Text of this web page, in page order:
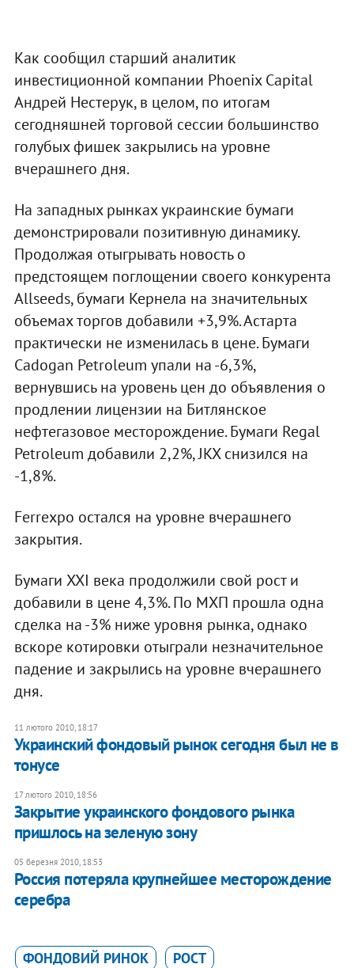
Как сообщил старший аналитик
инвестиционной компании Phoenix Capital
Андрей Нестерук, в целом, по итогам
сегодняшней торговой сессии большинство
голубых фишек закрылись на уровне
вчерашнего дня.
На западных рынках украинские бумаги
демонстрировали позитивную динамику.
Продолжая отыгрывать новость о
предстоящем поглощении своего конкурента
Allseeds, бумаги Кернела на значительных
объемах торгов добавили +3,9%. Астарта
практически не изменилась в цене. Бумаги
Cadogan Petroleum упали на -6,3%,
вернувшись на уровень цен до объявления о
продлении лицензии на Битлянское
нефтегазовое месторождение. Бумаги Regal
Petroleum добавили 2,2%, JKX снизился на
-1,8%.
Ferrexpo остался на уровне вчерашнего
закрытия.
Бумаги XXI века продолжили свой рост и
добавили в цене 4,3%. По МХП прошла одна
сделка на -3% ниже уровня рынка, однако
вскоре котировки отыграли незначительное
падение и закрылись на уровне вчерашнего
дня.
11 лютого 2010, 18:17
Украинский фондовый рынок сегодня был не в
тонусе
17 лютого 2010, 18:56
Закрытие украинского фондового рынка
пришлось на зеленую зону
05 березня 2010, 18:53
Россия потеряла крупнейшее месторождение
серебра
ФОНДОВИЙ РИНОК РОСТ